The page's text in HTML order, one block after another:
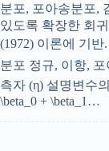
분포, 포아송분포,
있도록 확장한 회
(1972) 이론에 기
분포 정규, 이항,
측자 (η) 설명변수
\beta_0 + \beta_1…